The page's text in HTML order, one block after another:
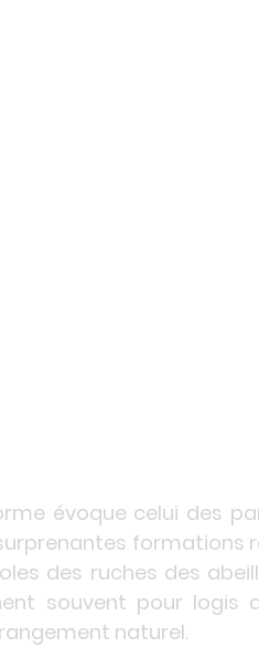
évoque celui des
formations
des ruches des
souvent pour logis
naturel.